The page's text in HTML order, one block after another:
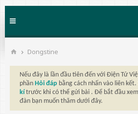
Dongstine
Nếu đây là lần đầu tiên đến với Điện Tử
phần Hỏi đáp bằng cách nhấn vào liên
kí trước khi có thể gửi bài . Để bắt đầu
đàn bạn muốn thăm dưới đây.